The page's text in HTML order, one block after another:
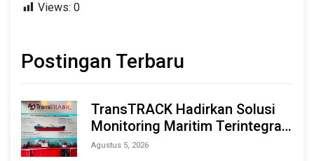
Views: 0
Postingan Terbaru
TransTRACK Hadirkan Solusi
Monitoring Maritim Terintegrasi
Berbasis AI & IoT di Indonesia
Agustus 5, 2026